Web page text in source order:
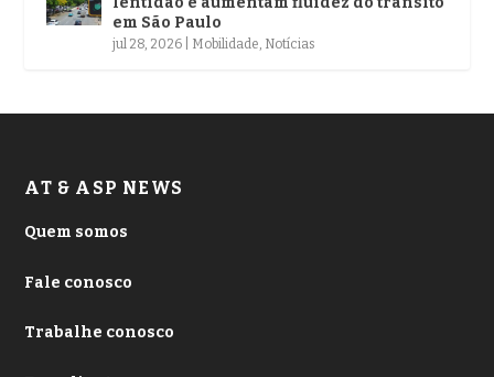
em São Paulo
jul 28, 2026 Mobilidade, Notícias
AT & ASP NEWS
Quem somos
Fale conosco
Trabalhe conosco